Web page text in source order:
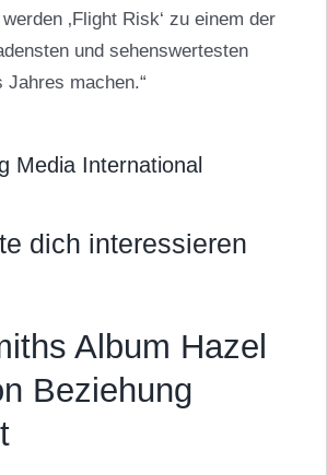
‚Flight Risk‘ zu einem der
und sehenswertesten
Jahres machen.“
Media International
dich interessieren
Album Hazel
Beziehung